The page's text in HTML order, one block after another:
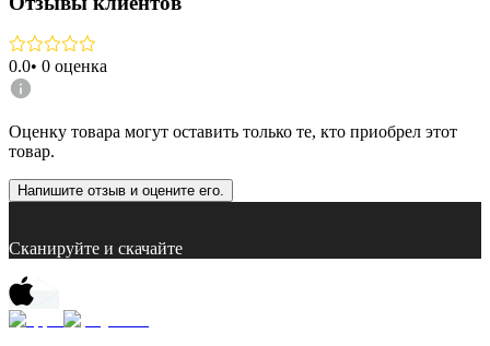
0.0• 0 оценка
Оценку товара могут оставить только те, кто приобрел этот
товар.
Напишите отзыв и оцените его.
Сканируйте и скачайте